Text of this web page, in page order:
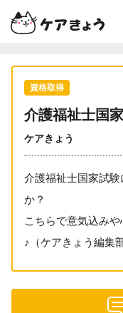
資格取得
介護福祉士国
ケアきょう
介護福祉士国家試
か？
こちらで意気込み
♪（ケアきょう編集部